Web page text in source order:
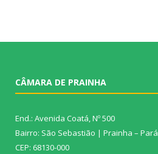
CÂMARA DE PRAINHA
End.: Avenida Coatá, Nº 500
Bairro: São Sebastião | Prainha – Pará
CEP: 68130-000